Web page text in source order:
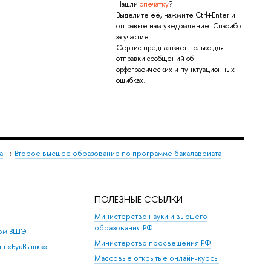
Нашли опечатку?
Выделите её, нажмите Ctrl+Enter и
отправьте нам уведомление. Спасибо
за участие!
Сервис предназначен только для
отправки сообщений об
орфографических и пунктуационных
ошибках.
→ Второе высшее образование по программе бакалавриата
ВШЭ
«БукВышка»
ПОЛЕЗНЫЕ ССЫЛКИ
Министерство науки и высшего
образования РФ
Министерство просвещения РФ
Массовые открытые онлайн-курсы